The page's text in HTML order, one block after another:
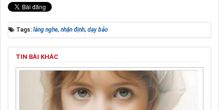
Tags: lắng nghe, nhận định, dạy bảo
TIN BÀI KHÁC